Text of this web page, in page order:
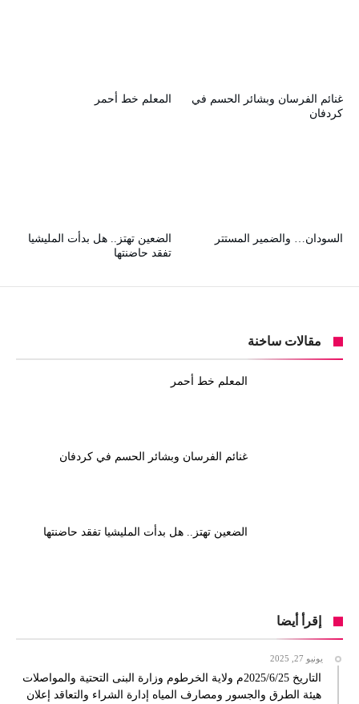
المعلم خط أحمر
غنائم الفرسان وبشائر الحسم في
كردفان
الضعين تهتز.. هل بدأت المليشيا
تفقد حاضنتها
السودان… والضمير المستتر
مقالات ساخنة
المعلم خط أحمر
غنائم الفرسان وبشائر الحسم في كردفان
الضعين تهتز.. هل بدأت المليشيا تفقد حاضنتها
إقرأ أيضا
يونيو 27, 2025
التاريخ 2025/6/25م ولاية الخرطوم وزارة البنى التحتية والمواصلات
هيئة الطرق والجسور ومصارف المياه إدارة الشراء والتعاقد إعلان